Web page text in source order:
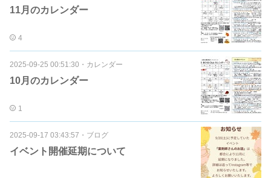
11月のカレンダー
4
2025-09-25 00:51:30 ・ カレンダー
10月のカレンダー
1
2025-09-17 03:43:57 ・ ブログ
イベント開催延期について